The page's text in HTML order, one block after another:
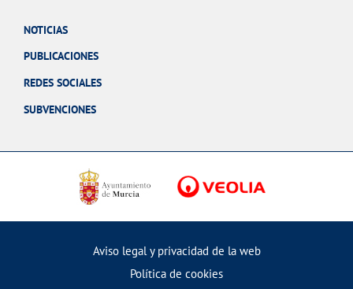
NOTICIAS
PUBLICACIONES
REDES SOCIALES
SUBVENCIONES
Aviso legal y privacidad de la web
Política de cookies